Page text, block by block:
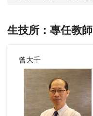
生技所：專任教師
曾大千